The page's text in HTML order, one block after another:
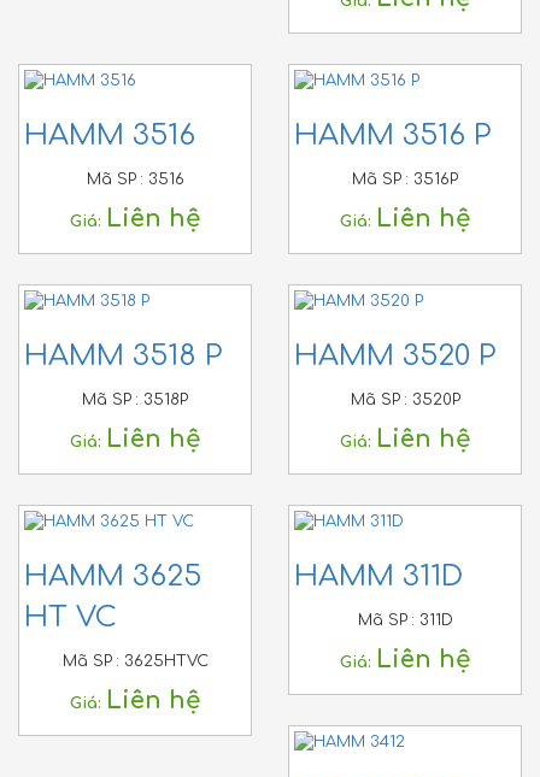
HAMM 3516
Mã SP : 3516
Giá: Liên hệ
HAMM 3516 P
Mã SP : 3516P
Giá: Liên hệ
HAMM 3518 P
Mã SP : 3518P
Giá: Liên hệ
HAMM 3520 P
Mã SP : 3520P
Giá: Liên hệ
HAMM 3625
HT VC
Mã SP : 3625HTVC
Giá: Liên hệ
HAMM 311D
Mã SP : 311D
Giá: Liên hệ